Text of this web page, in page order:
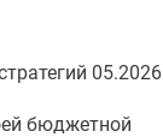
05.2026
бюджетной